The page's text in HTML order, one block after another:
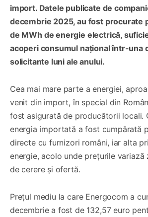
import. Datele publicate de
decembrie 2025, au fost procurate
de MWh de energie electrică,
acoperi consumul național într-una
solicitante luni ale anului.
Cea mai mare parte a energiei,
venit din import, în special din
fost asigurată de producătorii locali.
energia importată a fost cumpărată
directe cu furnizori români, iar alta
energie, acolo unde prețurile variază
de cerere și ofertă.
Prețul mediu la care Energocom a
decembrie a fost de 132,57 euro